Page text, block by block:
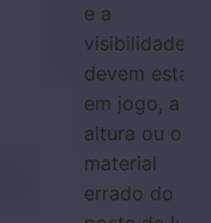
e a
visibilidade
devem estar
em jogo, a
altura ou o
material
errado do